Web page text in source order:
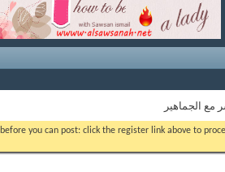
مع الجماهير
before you can post: click the register link above to